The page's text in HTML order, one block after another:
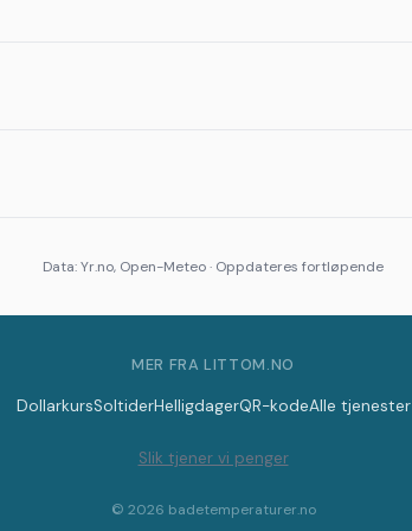
Data: Yr.no, Open-Meteo · Oppdateres fortløpende
MER FRA LITTOM.NO
DollarkursSoltiderHelligdagerQR-kodeAlle tjenester
Slik tjener vi penger
© 2026 badetemperaturer.no